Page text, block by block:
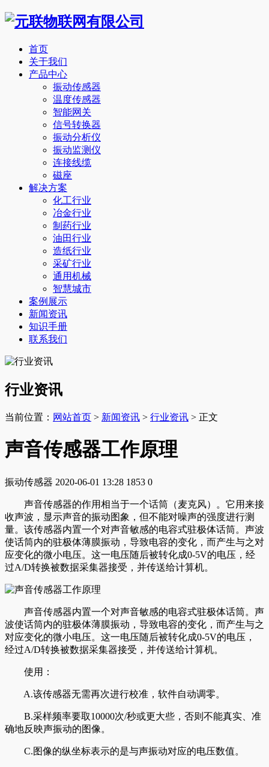
首页
关于我们
产品中心
振动传感器
温度传感器
智能网关
信号转换器
振动分析仪
振动监测仪
连接线缆
磁座
解决方案
化工行业
冶金行业
制药行业
油田行业
造纸行业
采矿行业
通用机械
智慧城市
案例展示
新闻资讯
知识手册
联系我们
行业资讯
当前位置： 网站首页 > 新闻资讯 > 行业资讯 > 正文
声音传感器工作原理
振动传感器 2020-06-01 13:28 1853 0
声音传感器的作用相当于一个话筒（麦克风）。它用来接
收声波，显示声音的振动图象，但不能对噪声的强度进行测
量。该传感器内置一个对声音敏感的电容式驻极体话筒。声波
使话筒内的驻极体薄膜振动，导致电容的变化，而产生与之对
应变化的微小电压。这一电压随后被转化成0-5V的电压，经
过A/D转换被数据采集器接受，并传送给计算机。
声音传感器内置一个对声音敏感的电容式驻极体话筒。声
波使话筒内的驻极体薄膜振动，导致电容的变化，而产生与之
对应变化的微小电压。这一电压随后被转化成0-5V的电压，
经过A/D转换被数据采集器接受，并传送给计算机。
使用：
A.该传感器无需再次进行校准，软件自动调零。
B.采样频率要取10000次/秒或更大些，否则不能真实、准
确地反映声振动的图像。
C.图像的纵坐标表示的是与声振动对应的电压数值。